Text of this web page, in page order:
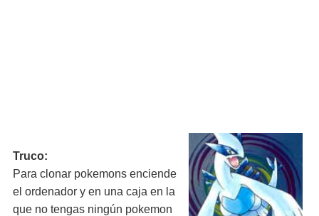
Truco:
Para clonar pokemons enciende
el ordenador y en una caja en la
que no tengas ningún pokemon